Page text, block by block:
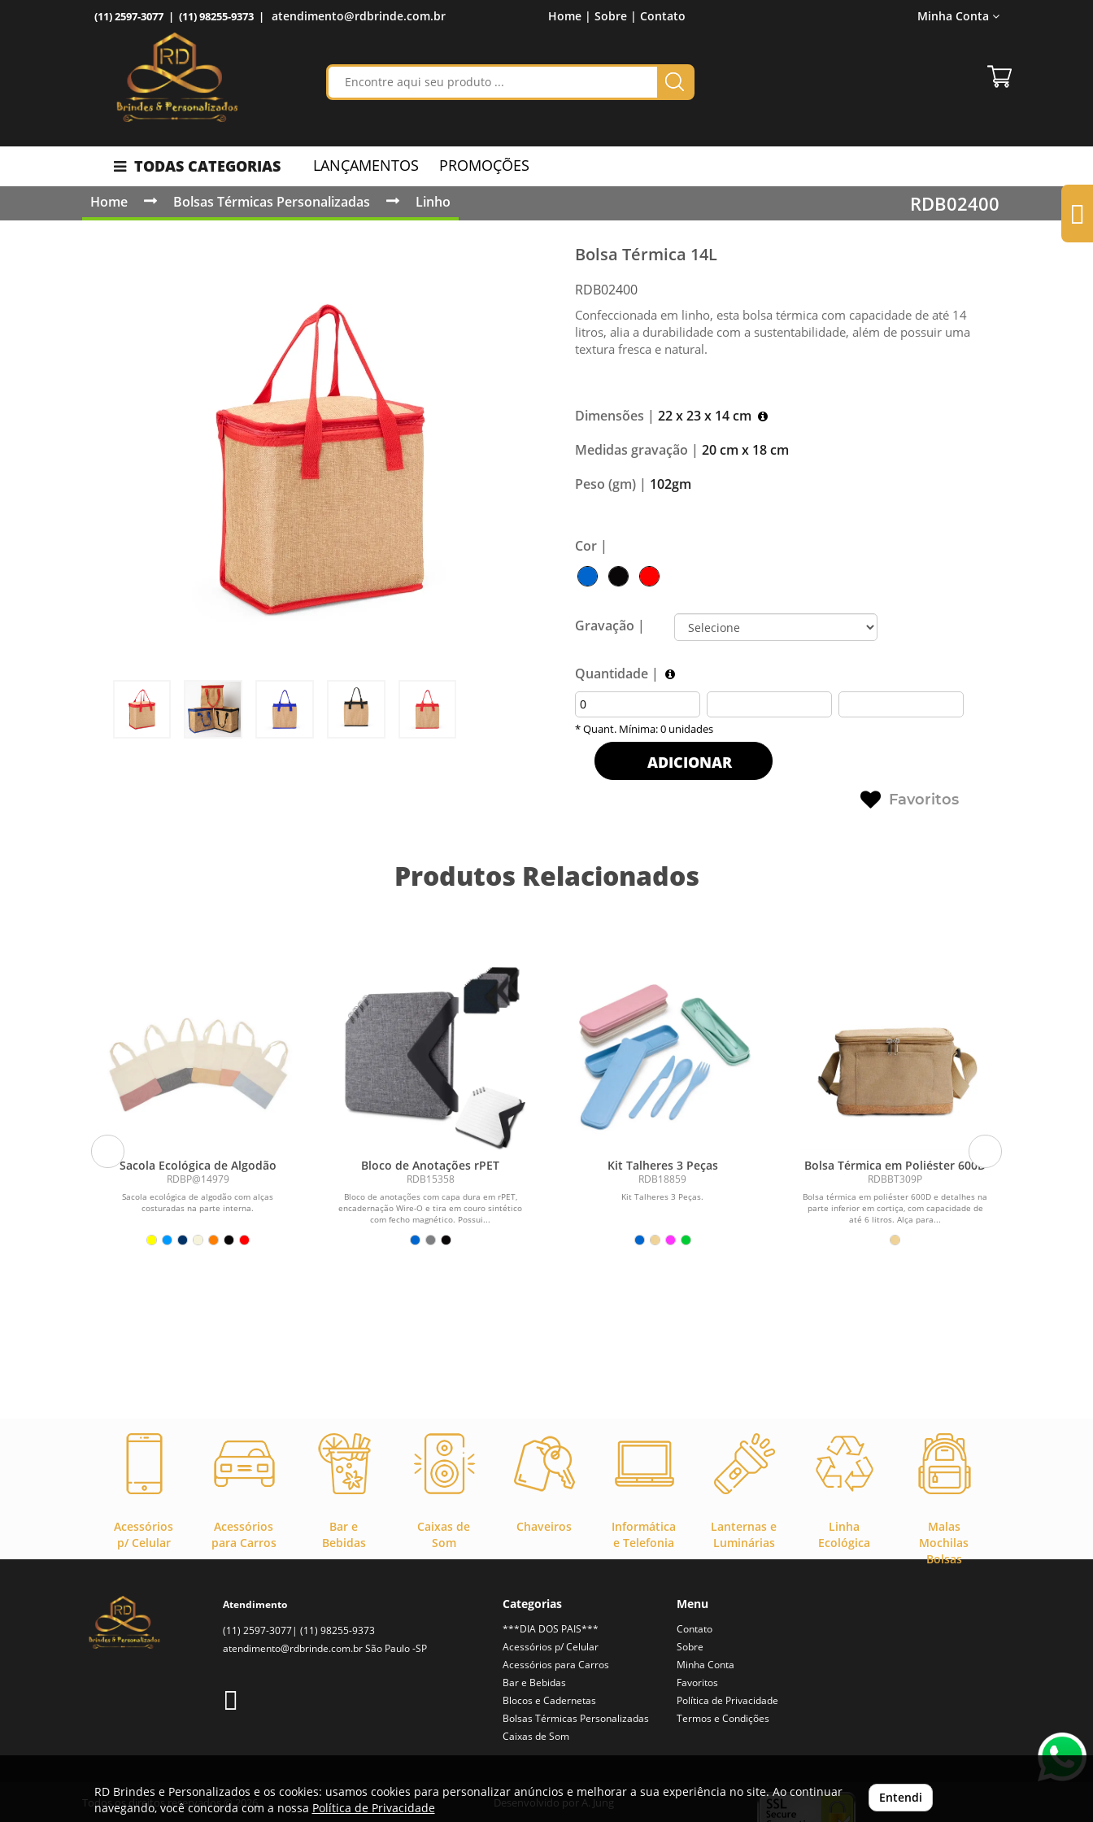
(11) 2597-3077 | (11) 98255-9373 | atendimento@rdbrinde.com.br Home | Sobre | Contato Minha Conta
TODAS CATEGORIAS LANÇAMENTOS PROMOÇÕES
Home Bolsas Térmicas Personalizadas Linho RDB02400
Bolsa Térmica 14L
RDB02400
Confeccionada em linho, esta bolsa térmica com capacidade de até 14
litros, alia a durabilidade com a sustentabilidade, além de possuir uma
textura fresca e natural.
Dimensões | 22 x 23 x 14 cm
Medidas gravação | 20 cm x 18 cm
Peso (gm) | 102gm
Cor |
Gravação |
Quantidade |
* Quant. Mínima: 0 unidades
ADICIONAR
Favoritos
Produtos Relacionados
Sacola Ecológica de Algodão
RDBP@14979
Sacola ecológica de algodão com alças
costuradas na parte interna.
Bloco de Anotações rPET
RDB15358
Bloco de anotações com capa dura em rPET,
encadernação Wire-O e tira em couro sintético
com fecho magnético. Possui...
Kit Talheres 3 Peças
RDB18859
Kit Talheres 3 Peças.
Bolsa Térmica em Poliéster 600D
RDBBT309P
Bolsa térmica em poliéster 600D e detalhes na
parte inferior em cortiça, com capacidade de
até 6 litros. Alça para...
Acessórios
p/ Celular
Acessórios
para Carros
Bar e
Bebidas
Caixas de
Som
Chaveiros
Informática
e Telefonia
Lanternas e
Luminárias
Linha
Ecológica
Malas
Mochilas
Bolsas
Atendimento
(11) 2597-3077| (11) 98255-9373
atendimento@rdbrinde.com.brSão Paulo -SP
Categorias
***DIA DOS PAIS***
Acessórios p/ Celular
Acessórios para Carros
Bar e Bebidas
Blocos e Cadernetas
Bolsas Térmicas Personalizadas
Caixas de Som
Menu
Contato
Sobre
Minha Conta
Favoritos
Política de Privacidade
Termos e Condições
Todos os direitos reservados © 2026 Desenvolvido porA. Jung
RD Brindes e Personalizados e os cookies: usamos cookies para personalizar anúncios e melhorar a sua experiência no site. Ao continuar
navegando, você concorda com a nossa Política de Privacidade
Entendi